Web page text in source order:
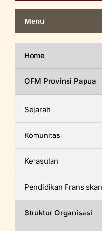
Menu
Home
OFM Provinsi Papua
Sejarah
Komunitas
Kerasulan
Pendidikan Fransiskan
Struktur Organisasi